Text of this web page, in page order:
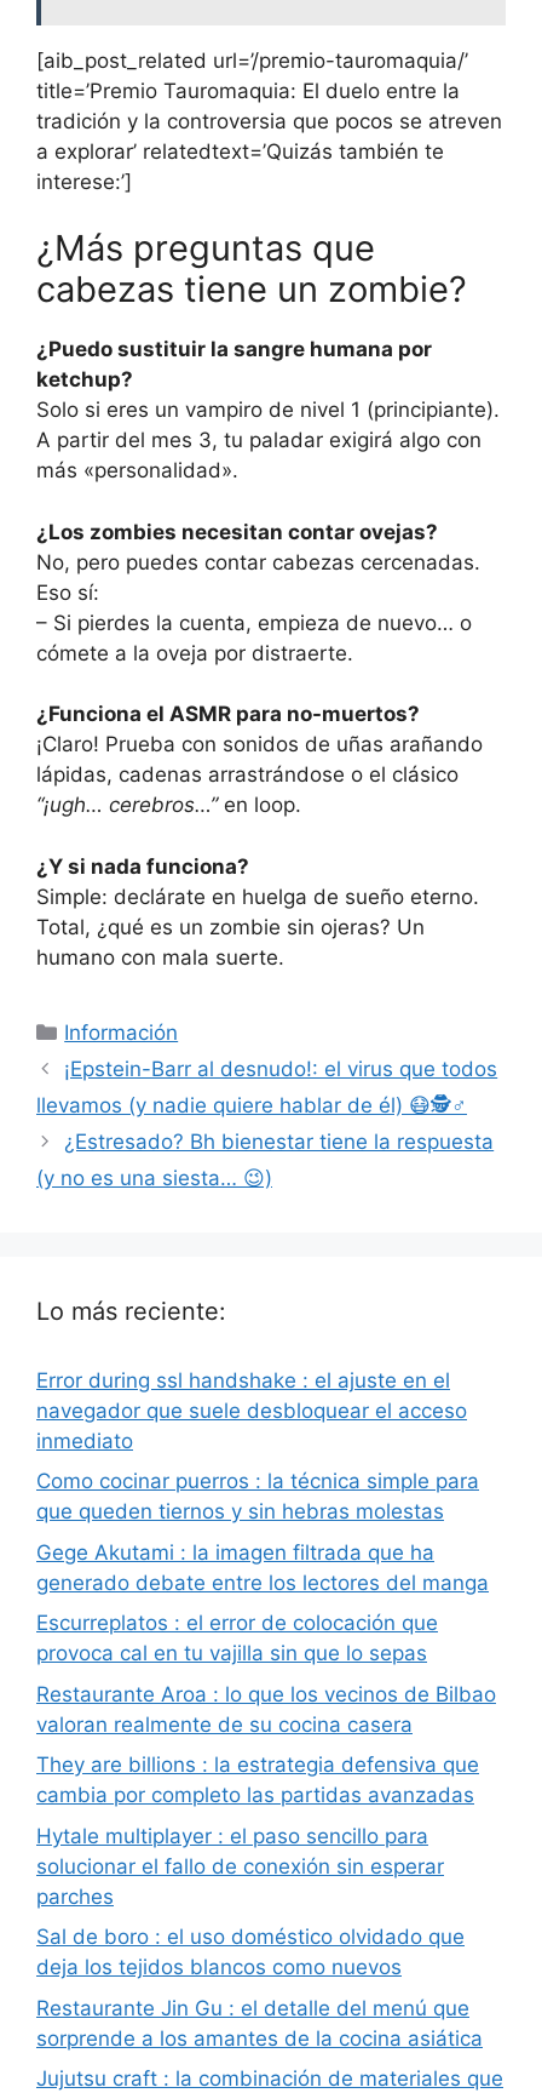
[aib_post_related url=’/premio-tauromaquia/’
title=’Premio Tauromaquia: El duelo entre la
tradición y la controversia que pocos se atreven
a explorar’ relatedtext=’Quizás también te
interese:’]
¿Más preguntas que
cabezas tiene un zombie?
¿Puedo sustituir la sangre humana por
ketchup?
Solo si eres un vampiro de nivel 1 (principiante).
A partir del mes 3, tu paladar exigirá algo con
más «personalidad».
¿Los zombies necesitan contar ovejas?
No, pero puedes contar cabezas cercenadas.
Eso sí:
– Si pierdes la cuenta, empieza de nuevo… o
cómete a la oveja por distraerte.
¿Funciona el ASMR para no-muertos?
¡Claro! Prueba con sonidos de uñas arañando
lápidas, cadenas arrastrándose o el clásico
“¡ugh… cerebros…”en loop.
¿Y si nada funciona?
Simple: declárate en huelga de sueño eterno.
Total, ¿qué es un zombie sin ojeras? Un
humano con mala suerte.
Categorías
Información
¡Epstein-Barr al desnudo!: el virus que todos
llevamos (y nadie quiere hablar de él) 😷🕵️♂️
¿Estresado? Bh bienestar tiene la respuesta
(y no es una siesta… 😉)
Lo más reciente:
Error during ssl handshake : el ajuste en el
navegador que suele desbloquear el acceso
inmediato
Como cocinar puerros : la técnica simple para
que queden tiernos y sin hebras molestas
Gege Akutami : la imagen filtrada que ha
generado debate entre los lectores del manga
Escurreplatos : el error de colocación que
provoca cal en tu vajilla sin que lo sepas
Restaurante Aroa : lo que los vecinos de Bilbao
valoran realmente de su cocina casera
They are billions : la estrategia defensiva que
cambia por completo las partidas avanzadas
Hytale multiplayer : el paso sencillo para
solucionar el fallo de conexión sin esperar
parches
Sal de boro : el uso doméstico olvidado que
deja los tejidos blancos como nuevos
Restaurante Jin Gu : el detalle del menú que
sorprende a los amantes de la cocina asiática
Jujutsu craft : la combinación de materiales que